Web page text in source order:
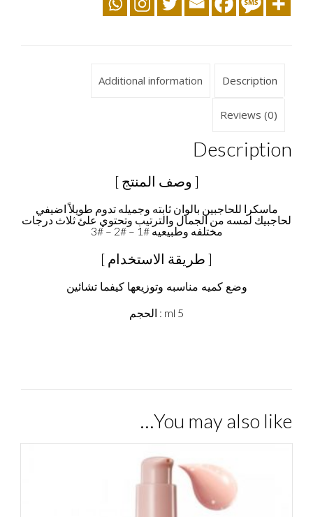
Description
Additional information
Reviews (0)
Description
[ وصف المنتج ]
ماسكرا للحاجبين بالوان ثابته وجميله تدوم طويلاً اضيفي
لحاجبيك لمسه من الجمال والترتيب وتحتوي علئ ثلاث درجات
مختلفه وطبيعيه #1 – #2 – #3
[ طريقة الاستخدام ]
وضع كميه مناسبه وتوزيعها كيفما تشائين
5 ml : الحجم
You may also like…